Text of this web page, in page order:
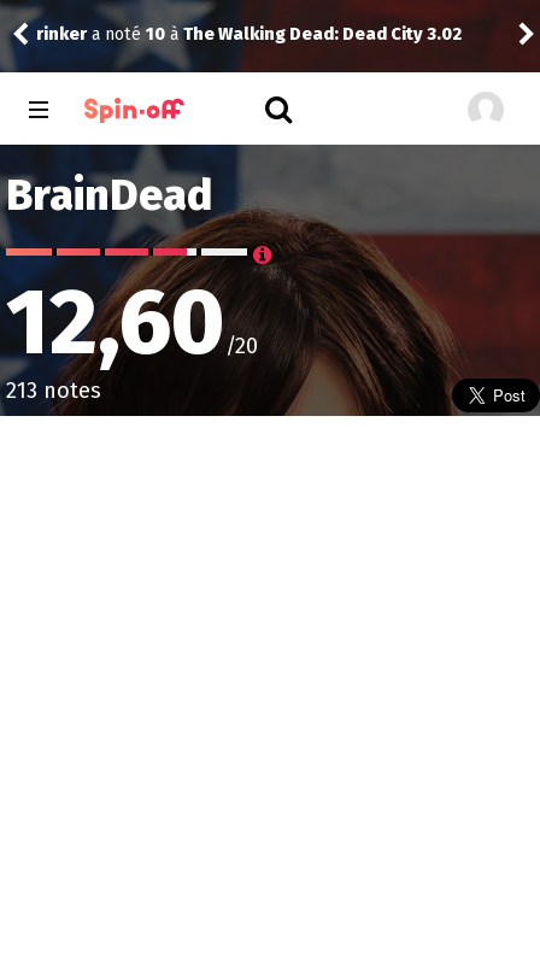
Kiddoa noté 12à9-1-1: Nashville 1.04
BrainDead
12,60/20
213 notes